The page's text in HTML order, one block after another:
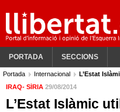
PORTADA SECCIONS
Portada Internacional
L’Estat
IRAQ- SÍRIA 29/08/2014
L’Estat Islàmic